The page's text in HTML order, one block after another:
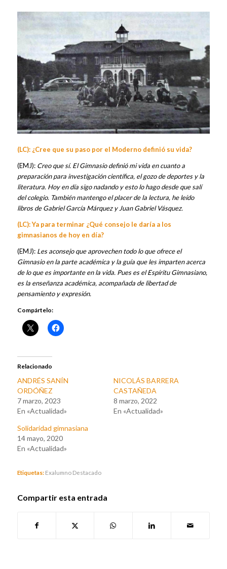
(LC): ¿Cree que su paso por el Moderno definió su vida?
(EMJ): Creo que sí. El Gimnasio definió mi vida en cuanto a
preparación para investigación científica, el gozo de deportes y la
literatura. Hoy en día sigo nadando y esto lo hago desde que salí
del colegio. También mantengo el placer de la lectura, he leído
libros de Gabriel García Márquez y Juan Gabriel Vásquez.
(LC): Ya para terminar ¿Qué consejo le daría a los
gimnasianos de hoy en día?
(EMJ): Les aconsejo que aprovechen todo lo que ofrece el
Gimnasio en la parte académica y la guía que les imparten acerca
de lo que es importante en la vida.Pues es el Espíritu Gimnasiano,
es la enseñanza académica, acompañada de libertad de
pensamiento y expresión.
Compártelo:
Relacionado
ANDRÉS SANÍN
ORDÓÑEZ
7 marzo, 2023
En «Actualidad»
NICOLÁS BARRERA
CASTAÑEDA
8 marzo, 2022
En «Actualidad»
Solidaridad gimnasiana
14 mayo, 2020
En «Actualidad»
Etiquetas: Exalumno Destacado
Compartir esta entrada